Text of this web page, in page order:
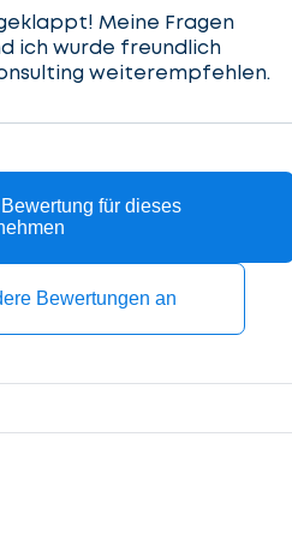
Meine Fragen
ich wurde freundlich
weiterempfehlen.
für dieses
Bewertungen an